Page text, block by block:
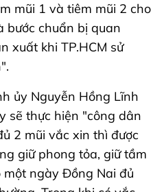
mũi 1 và tiêm mũi 2 cho
bước chuẩn bị quan
xuất khi TP.HCM sử
ủy Nguyễn Hồng Lĩnh
sẽ thực hiện "công dân
2 mũi vắc xin thì được
giữ phong tỏa, giữ tầm
một ngày Đồng Nai đủ